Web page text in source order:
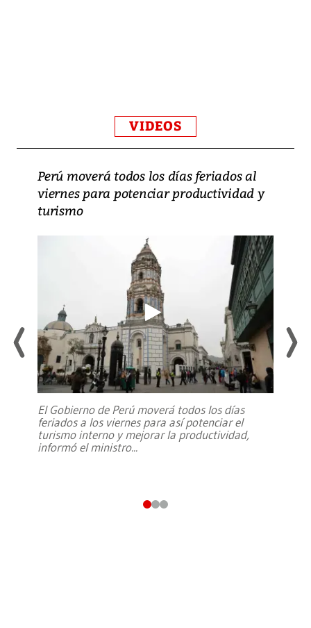
VIDEOS
Perú moverá todos los días feriados al
viernes para potenciar productividad y
turismo
El Gobierno de Perú moverá todos los días
feriados a los viernes para así potenciar el
turismo interno y mejorar la productividad,
informó el ministro...